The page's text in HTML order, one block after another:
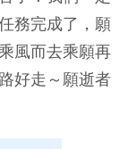
務完成了，願
風而去乘願再
好走～願逝者